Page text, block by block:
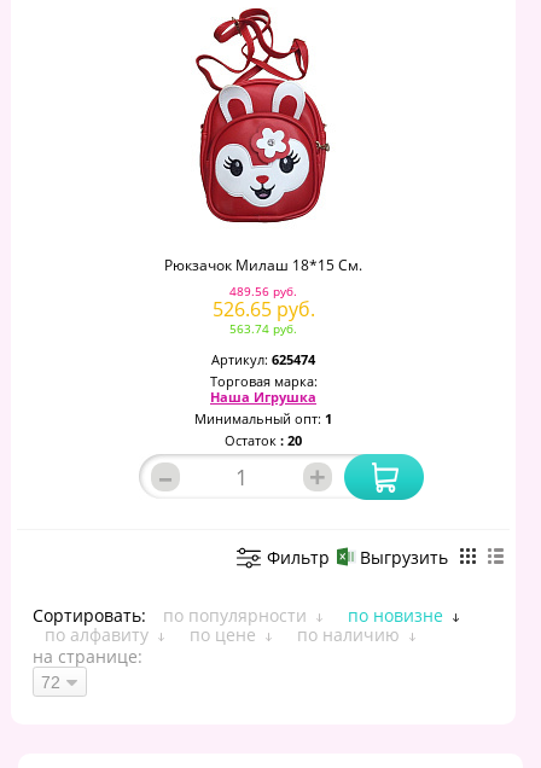
Рюкзачок Милаш 18*15 См.
489.56 руб.
526.65 руб.
563.74 руб.
Артикул: 625474
Торговая марка:
Наша Игрушка
Минимальный опт: 1
Остаток : 20
– +
Фильтр Выгрузить
Сортировать: по популярности
по новизне
по алфавиту
по цене
по наличию
на странице: